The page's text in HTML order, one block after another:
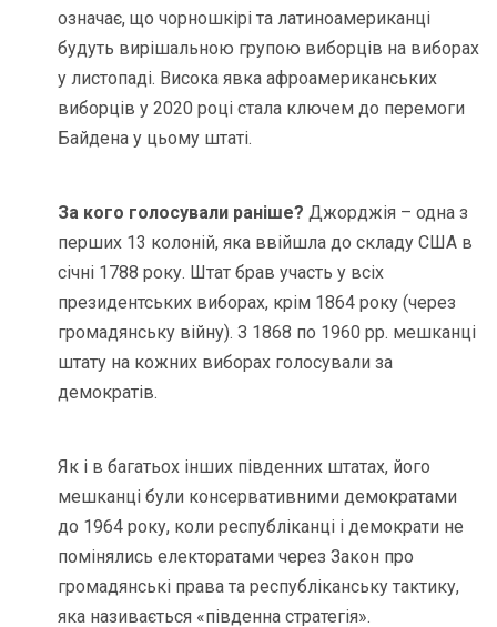
означає, що чорношкірі та латиноамериканці
будуть вирішальною групою виборців на виборах
у листопаді. Висока явка афроамериканських
виборців у 2020 році стала ключем до перемоги
Байдена у цьому штаті.
За кого голосували раніше? Джорджія – одна з
перших 13 колоній, яка ввійшла до складу США в
січні 1788 року. Штат брав участь у всіх
президентських виборах, крім 1864 року (через
громадянську війну). З 1868 по 1960 рр. мешканці
штату на кожних виборах голосували за
демократів.
Як і в багатьох інших південних штатах, його
мешканці були консервативними демократами
до 1964 року, коли республіканці і демократи не
помінялись електоратами через Закон про
громадянські права та республіканську тактику,
яка називається «південна стратегія».